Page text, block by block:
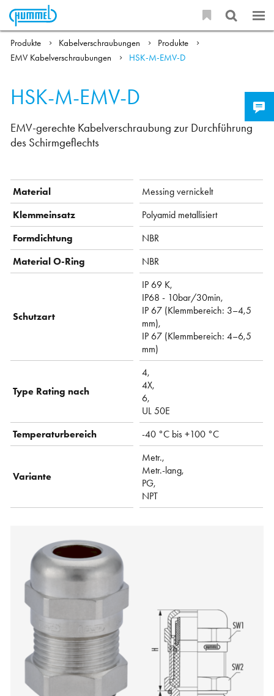
Produkte Kabelverschraubungen
Produkte
EMV Kabelverschraubungen
HSK-M-EMV-D
HSK-M-EMV-D
EMV-gerechte Kabelverschraubung zur Durchführung
des Schirmgeflechts
Material
Messing vernickelt
Klemmeinsatz
Polyamid metallisiert
Formdichtung
NBR
Material O-Ring
NBR
Schutzart
IP 69 K,
IP68 - 10bar/30min,
IP 67 (Klemmbereich: 3–4,5
mm),
IP 67 (Klemmbereich: 4–6,5
mm)
Type Rating nach
4,
4X,
6,
UL 50E
Temperaturbereich
-40 °C bis +100 °C
Variante
Metr.,
Metr.-lang,
PG,
NPT